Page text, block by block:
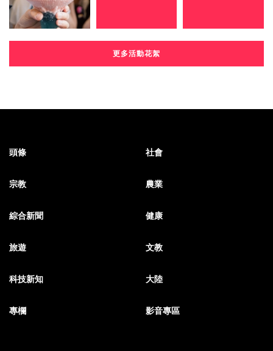
更多活動花絮
頭條 社會
宗教 農業
綜合新聞 健康
旅遊 文教
科技新知 大陸
專欄 影音專區